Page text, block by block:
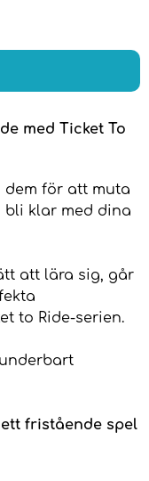
med Ticket To
dem för att muta
bli klar med dina
att lära sig, går
to Ride-serien.
fristående spel